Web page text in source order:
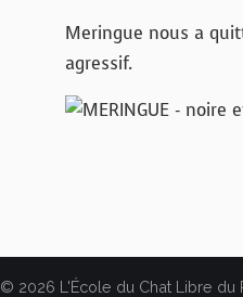
Meringue nous a
agressif.
© 2026 L'École du Chat Libre du